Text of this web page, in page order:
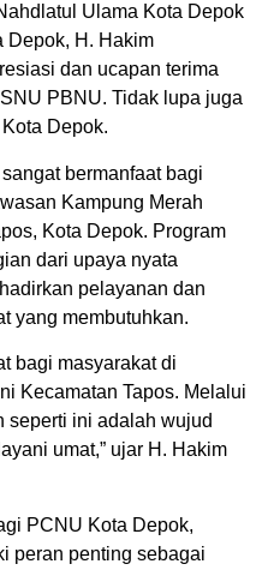
Ulama Kota Depok
Depok, H. Hakim
dan ucapan terima
PBNU. Tidak lupa juga
Depok.
bermanfaat bagi
Kampung Merah
Kota Depok. Program
dari upaya nyata
pelayanan dan
yang membutuhkan.
bagi masyarakat di
Kecamatan Tapos. Melalui
seperti ini adalah wujud
umat,” ujar H. Hakim
PCNU Kota Depok,
peran penting sebagai